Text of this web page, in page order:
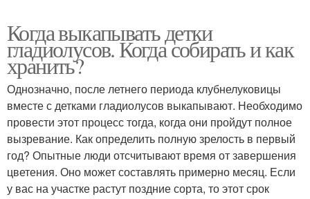
Когда выкапывать детки
гладиолусов. Когда собирать и как
хранить?
Однозначно, после летнего периода клубнелуковицы
вместе с детками гладиолусов выкапывают. Необходимо
провести этот процесс тогда, когда они пройдут полное
вызревание. Как определить полную зрелость в первый
год? Опытные люди отсчитывают время от завершения
цветения. Оно может составлять примерно месяц. Если
у вас на участке растут поздние сорта, то этот срок